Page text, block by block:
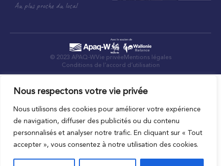
Nous respectons votre vie privée
Nous utilisons des cookies pour améliorer votre expérience
de navigation, diffuser des publicités ou du contenu
personnalisés et analyser notre trafic. En cliquant sur « Tout
accepter », vous consentez à notre utilisation des cookies.
Au plus proche du local
© 2023 APAQ-WVie privée Mentions légales
Conditions de l’accord d’utilisation